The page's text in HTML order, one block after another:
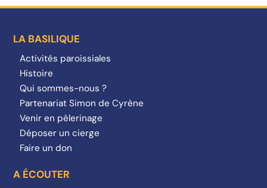
LA BASILIQUE
Activités paroissiales
Histoire
Qui sommes-nous ?
Partenariat Simon de Cyrène
Venir en pèlerinage
Déposer un cierge
Faire un don
A ÉCOUTER